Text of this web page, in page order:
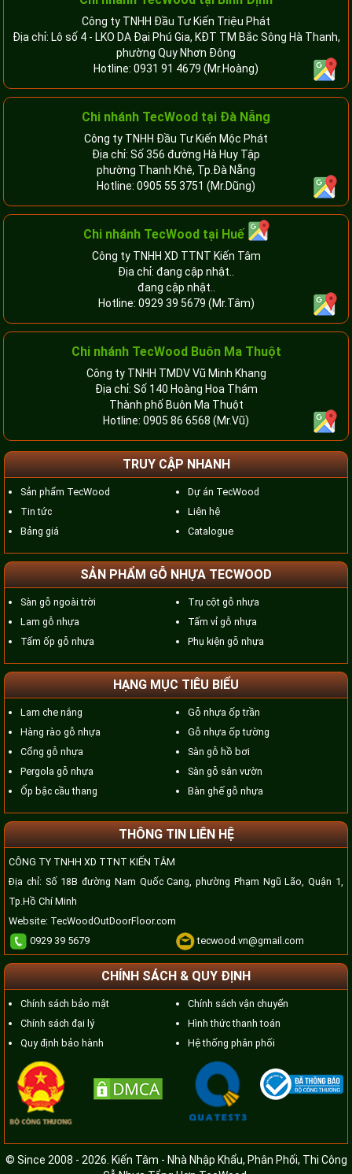
Công ty TNHH Đầu Tư Kiến Triệu Phát
Địa chỉ: Lô số 4 - LKO DA Đại Phú Gia, KĐT TM Bắc Sông Hà Thanh,
phường Quy Nhơn Đông
Hotline: 0931 91 4679 (Mr.Hoàng)
Chi nhánh TecWood tại Đà Nẵng
Công ty TNHH Đầu Tư Kiến Mộc Phát
Địa chỉ: Số 356 đường Hà Huy Tập
phường Thanh Khê, Tp.Đà Nẵng
Hotline: 0905 55 3751 (Mr.Dũng)
Chi nhánh TecWood tại Huế
Công ty TNHH XD TTNT Kiến Tâm
Địa chỉ: đang cập nhật..
đang cập nhật..
Hotline: 0929 39 5679 (Mr.Tâm)
Chi nhánh TecWood Buôn Ma Thuột
Công ty TNHH TMDV Vũ Minh Khang
Địa chỉ: Số 140 Hoàng Hoa Thám
Thành phố Buôn Ma Thuột
Hotline: 0905 86 6568 (Mr.Vũ)
TRUY CẬP NHANH
Sản phẩm TecWood
Tin tức
Bảng giá
Dự án TecWood
Liên hệ
Catalogue
SẢN PHẨM GỖ NHỰA TECWOOD
Sàn gỗ ngoài trời
Lam gỗ nhựa
Tấm ốp gỗ nhựa
Trụ cột gỗ nhựa
Tấm vỉ gỗ nhựa
Phụ kiện gỗ nhựa
HẠNG MỤC TIÊU BIỂU
Lam che nắng
Hàng rào gỗ nhựa
Cổng gỗ nhựa
Pergola gỗ nhựa
Ốp bậc cầu thang
Gỗ nhựa ốp trần
Gỗ nhựa ốp tường
Sàn gỗ hồ bơi
Sàn gỗ sân vườn
Bàn ghế gỗ nhựa
THÔNG TIN LIÊN HỆ
CÔNG TY TNHH XD TTNT KIẾN TÂM
Địa chỉ: Số 18B đường Nam Quốc Cang, phường Phạm Ngũ Lão, Quận 1,
Tp.Hồ Chí Minh
Website: TecWoodOutDoorFloor.com
0929 39 5679
tecwood.vn@gmail.com
CHÍNH SÁCH & QUY ĐỊNH
Chính sách bảo mật
Chính sách đại lý
Quy định bảo hành
Chính sách vận chuyển
Hình thức thanh toán
Hệ thống phân phối
© Since 2008 - 2026. Kiến Tâm - Nhà Nhập Khẩu, Phân Phối, Thi Công